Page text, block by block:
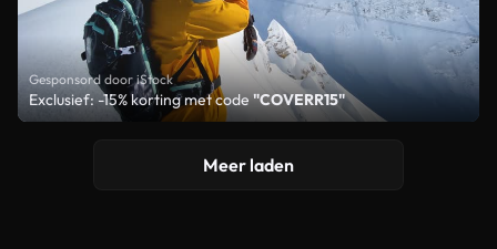
Gesponsord door iStock
Exclusief: -15% korting met code"COVERR15"
Meer laden